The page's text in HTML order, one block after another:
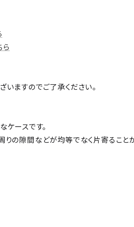
ますのでご了承ください。
ースです。
りの隙間などが均等でなく片寄ること